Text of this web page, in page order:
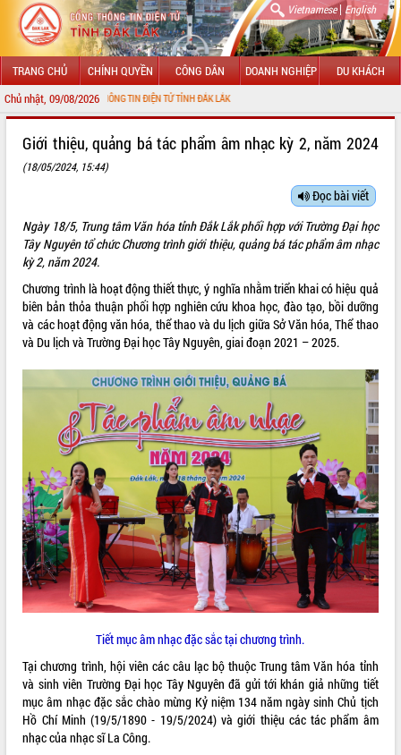
Vietnamese| English
TRANG CHỦ CHÍNH QUYỀN CÔNG DÂN DOANH NGHIỆP DU KHÁCH
Chủ nhật, 09/08/2026
VỚI CỔNG THÔNG TIN ĐIỆN TỬ TỈNH ĐẮK LẮK
LÃNH ĐẠO UBND TỈNH
SỞ, BAN, NGÀNH
THÔNG TIN CHỈ ĐẠO ĐIỀU HÀNH
HỆ THỐNG VĂN BẢN
VĂN BẢN HĐND TỈNH
ĐIỂM TIN VĂN BẢN
QUY HOẠCH - KẾ HOẠCH
Giới thiệu, quảng bá tác phẩm âm nhạc kỳ 2, năm 2024
(18/05/2024, 15:44)
Đọc bài viết
Ngày 18/5, Trung tâm Văn hóa tỉnh Đắk Lắk phối hợp với Trường Đại học
Tây Nguyên tổ chức Chương trình giới thiệu, quảng bá tác phẩm âm nhạc
kỳ 2, năm 2024.
Chương trình là hoạt động thiết thực, ý nghĩa nhằm triển khai có hiệu quả
biên bản thỏa thuận phối hợp nghiên cứu khoa học, đào tạo, bồi dưỡng
và các hoạt động văn hóa, thể thao và du lịch giữa Sở Văn hóa, Thể thao
và Du lịch và Trường Đại học Tây Nguyên, giai đoạn 2021 – 2025.
Tiết mục âm nhạc đặc sắc tại chương trình.
Tại chương trình, hội viên các câu lạc bộ thuộc Trung tâm Văn hóa tỉnh
và sinh viên Trường Đại học Tây Nguyên đã gửi tới khán giả những tiết
mục âm nhạc đặc sắc chào mừng Kỷ niệm 134 năm ngày sinh Chủ tịch
Hồ Chí Minh (19/5/1890 - 19/5/2024) và giới thiệu các tác phẩm âm
nhạc của nhạc sĩ La Công.